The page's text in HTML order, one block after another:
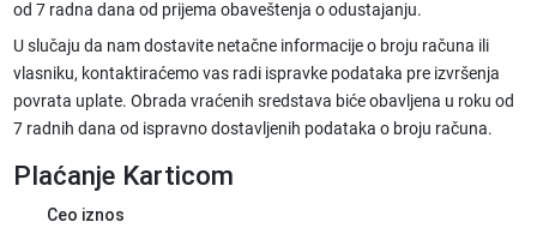
od 7 radna dana od prijema obaveštenja o odustajanju.
U slučaju da nam dostavite netačne informacije o broju računa ili
vlasniku, kontaktiraćemo vas radi ispravke podataka pre izvršenja
povrata uplate. Obrada vraćenih sredstava biće obavljena u roku od
7 radnih dana od ispravno dostavljenih podataka o broju računa.
Plaćanje Karticom
Ceo iznos